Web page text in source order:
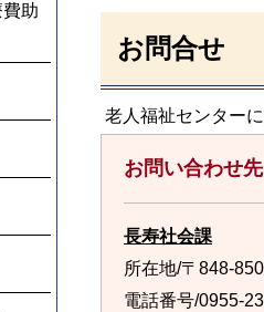
助
お問合せ
老人福祉センター
お問い合わせ先
長寿社会課
所在地/〒848-
電話番号/0955-